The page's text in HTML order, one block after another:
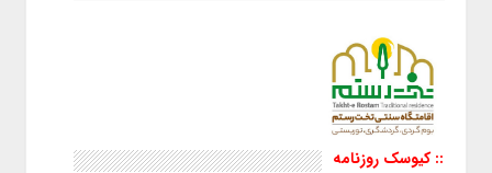
:: کیوسک روزنامه